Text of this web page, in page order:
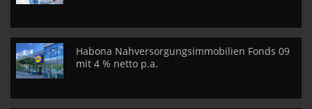
Habona Nahversorgungsimmobilien Fonds 09
mit 4 % netto p.a.